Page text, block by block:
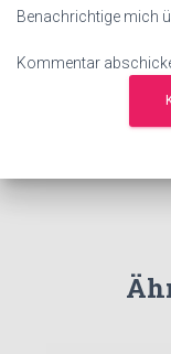
Benachrichtige mich
Kommentar